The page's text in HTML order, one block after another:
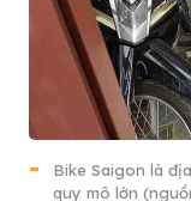
Bike Saigon là
quy mô lớn